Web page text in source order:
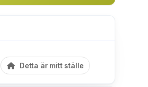
Detta är mitt ställe